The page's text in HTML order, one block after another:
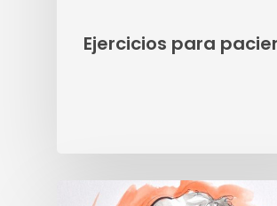
Ejercicios para